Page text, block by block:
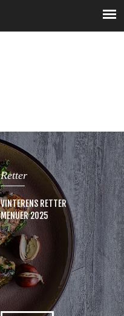
Retter
VINTERENS RETTER
MENUER 2025